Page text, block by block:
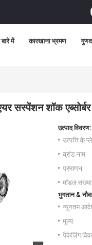
बारे में कारखाना भ्रमण
सस्पेंशन शॉक
उत्पाद विवरण:
उत्पत्ति के
ब्रांड नाम:
प्रमाणन:
मॉडल संख्या:
भुगतान &
न्यूनतम
मूल्य:
पैकेजिंग